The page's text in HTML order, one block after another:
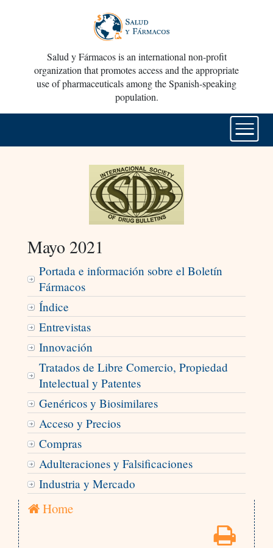
Salud y Fármacos is an international non-profit
organization that promotes access and the appropriate
use of pharmaceuticals among the Spanish-speaking
population.
Mayo 2021
Portada e información sobre el Boletín
Fármacos
Índice
Entrevistas
Innovación
Tratados de Libre Comercio, Propiedad
Intelectual y Patentes
Genéricos y Biosimilares
Acceso y Precios
Compras
Adulteraciones y Falsificaciones
Industria y Mercado
Home